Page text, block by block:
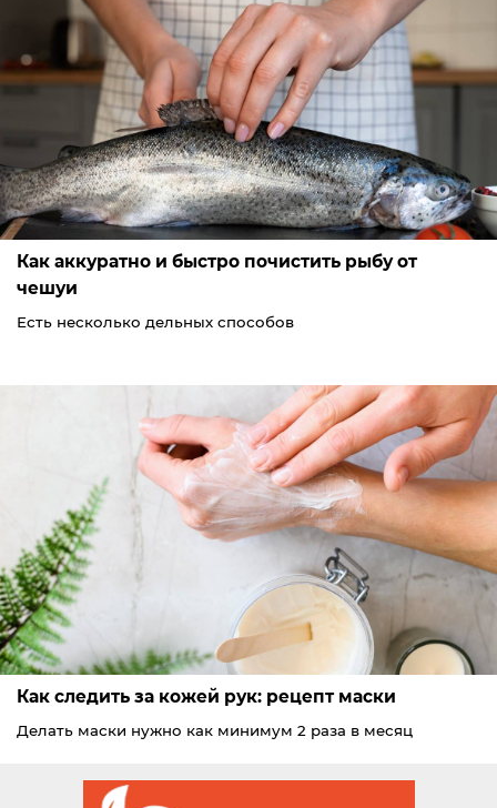
Как аккуратно и быстро почистить рыбу от
чешуи
Есть несколько дельных способов
Как следить за кожей рук: рецепт маски
Делать маски нужно как минимум 2 раза в месяц